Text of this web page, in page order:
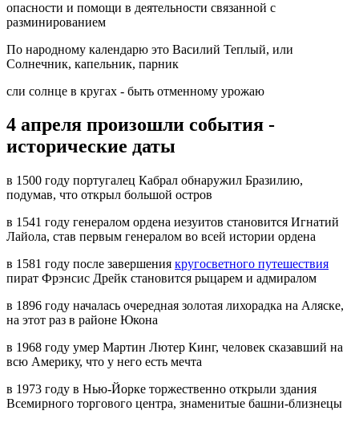
опасности и помощи в деятельности связанной с
разминированием
По народному календарю это Василий Теплый, или
Солнечник, капельник, парник
сли солнце в кругах - быть отменному урожаю
4 апреля произошли события -
исторические даты
в 1500 году португалец Кабрал обнаружил Бразилию,
подумав, что открыл большой остров
в 1541 году генералом ордена иезуитов становится Игнатий
Лайола, став первым генералом во всей истории ордена
в 1581 году после завершения кругосветного путешествия
пират Фрэнсис Дрейк становится рыцарем и адмиралом
в 1896 году началась очередная золотая лихорадка на Аляске,
на этот раз в районе Юкона
в 1968 году умер Мартин Лютер Кинг, человек сказавший на
всю Америку, что у него есть мечта
в 1973 году в Нью-Йорке торжественно открыли здания
Всемирного торгового центра, знаменитые башни-близнецы